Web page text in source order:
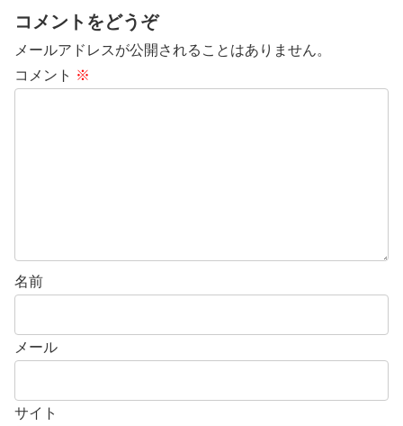
コメントをどうぞ
メールアドレスが公開されることはありません。
コメント ※
名前
メール
サイト